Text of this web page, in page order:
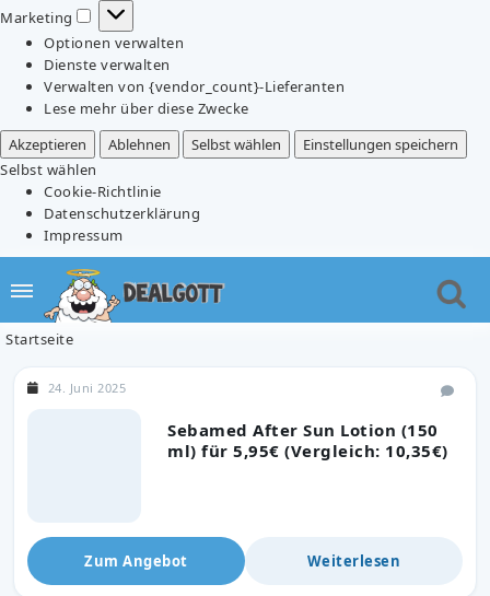
Marketing
Marketing
Optionen verwalten
Dienste verwalten
Verwalten von {vendor_count}-Lieferanten
Lese mehr über diese Zwecke
Akzeptieren
Ablehnen Selbst wählen
Einstellungen speichern
Selbst wählen
Cookie-Richtlinie
Datenschutzerklärung
Impressum
Startseite
Sebamed After Sun Lotion (150
ml) für 5,95€ (Vergleich: 10,35€)
24. Juni 2025
Zum Angebot Weiterlesen